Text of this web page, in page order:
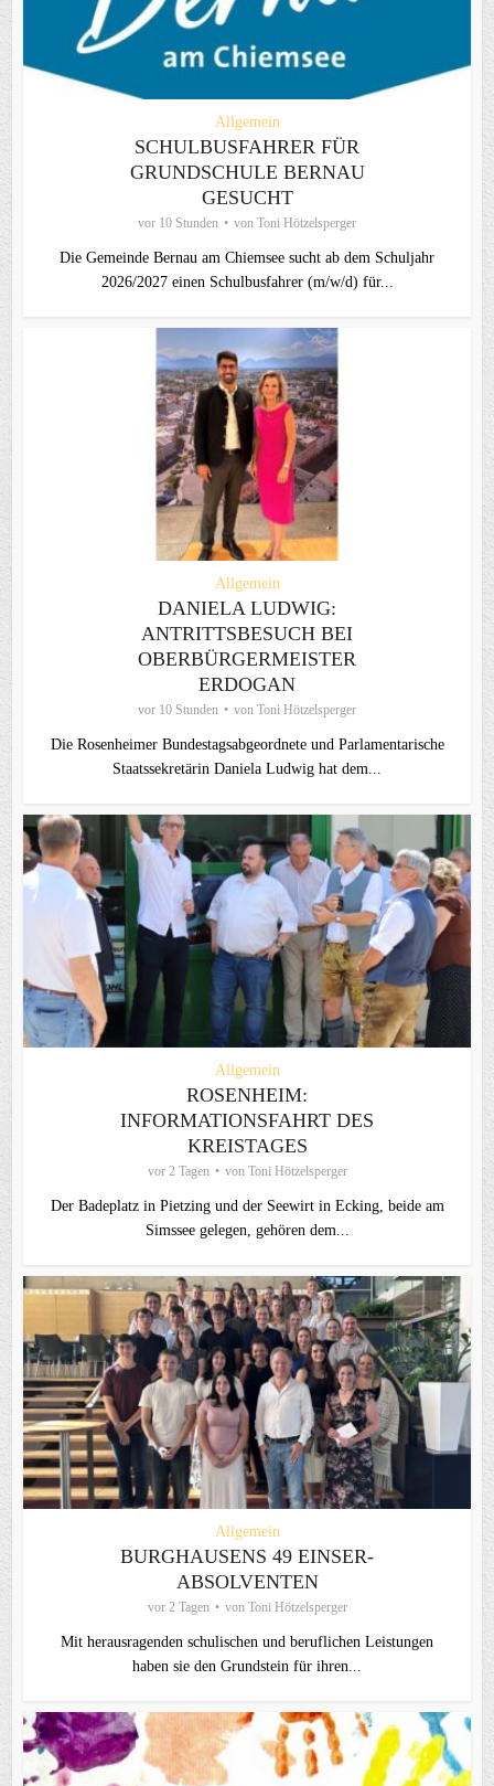
Allgemein
SCHULBUSFAHRER FÜR
GRUNDSCHULE BERNAU
GESUCHT
vor 10 Stunden von Toni Hötzelsperger
Die Gemeinde Bernau am Chiemsee sucht ab dem Schuljahr
2026/2027 einen Schulbusfahrer (m/w/d) für...
Allgemein
DANIELA LUDWIG:
ANTRITTSBESUCH BEI
OBERBÜRGERMEISTER
ERDOGAN
vor 10 Stunden von Toni Hötzelsperger
Die Rosenheimer Bundestagsabgeordnete und Parlamentarische
Staatssekretärin Daniela Ludwig hat dem...
Allgemein
ROSENHEIM:
INFORMATIONSFAHRT DES
KREISTAGES
vor 2 Tagen von Toni Hötzelsperger
Der Badeplatz in Pietzing und der Seewirt in Ecking, beide am
Simssee gelegen, gehören dem...
Allgemein
BURGHAUSENS 49 EINSER-
ABSOLVENTEN
vor 2 Tagen von Toni Hötzelsperger
Mit herausragenden schulischen und beruflichen Leistungen
haben sie den Grundstein für ihren...